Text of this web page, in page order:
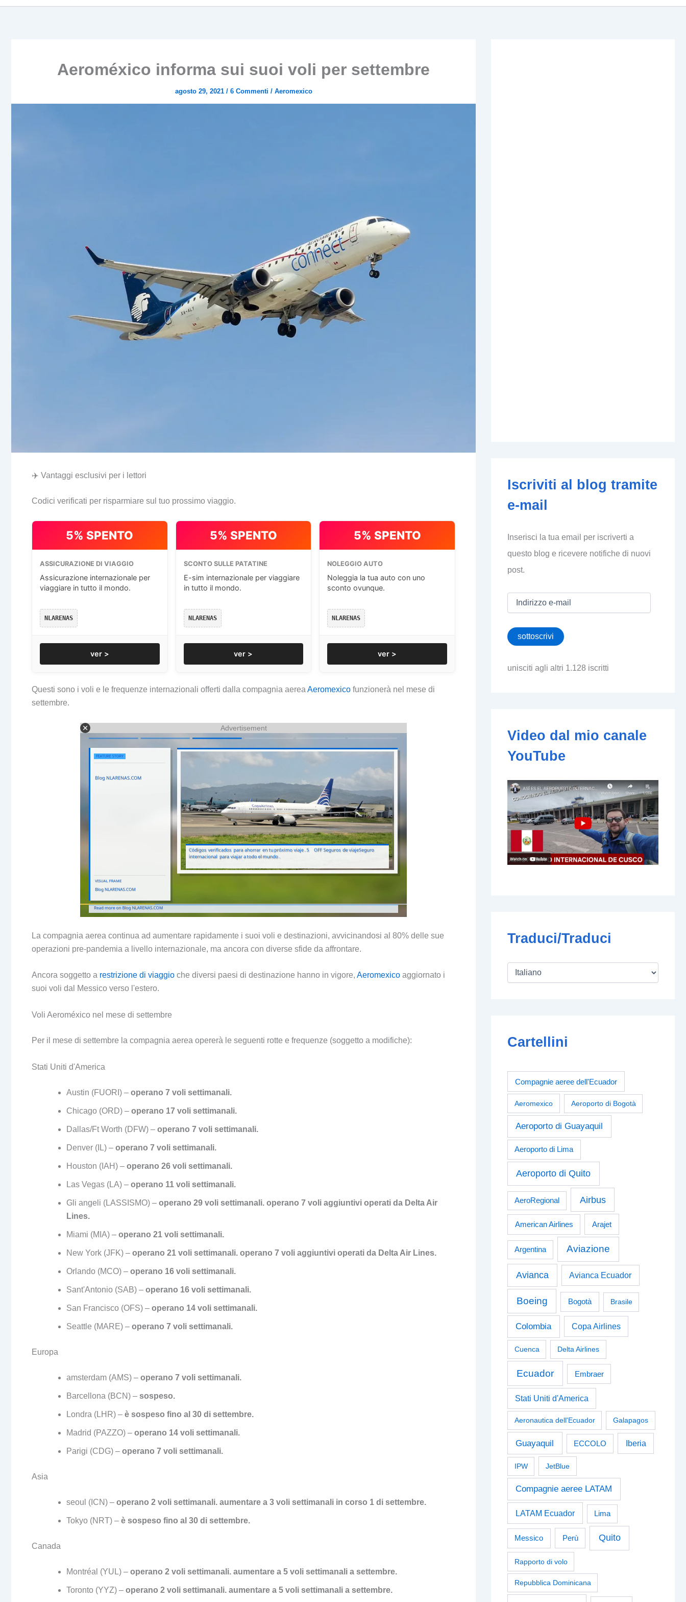
Aeroméxico informa sui suoi voli per settembre
agosto 29, 2021 / 6 Commenti / Aeromexico
✈️ Vantaggi esclusivi per i lettori
Codici verificati per risparmiare sul tuo prossimo viaggio.
5% SPENTO
ASSICURAZIONE DI VIAGGIO
Assicurazione internazionale per
viaggiare in tutto il mondo.
NLARENAS
ver >
5% SPENTO
SCONTO SULLE PATATINE
E-sim internazionale per viaggiare
in tutto il mondo.
NLARENAS
ver >
5% SPENTO
NOLEGGIO AUTO
Noleggia la tua auto con uno
sconto ovunque.
NLARENAS
ver >
Questi sono i voli e le frequenze internazionali offerti dalla compagnia aerea Aeromexico funzionerà nel mese di
settembre.
Advertisement
La compagnia aerea continua ad aumentare rapidamente i suoi voli e destinazioni, avvicinandosi al 80% delle sue
operazioni pre-pandemia a livello internazionale, ma ancora con diverse sfide da affrontare.
Ancora soggetto a restrizione di viaggio che diversi paesi di destinazione hanno in vigore, Aeromexico aggiornato i
suoi voli dal Messico verso l'estero.
Voli Aeroméxico nel mese di settembre
Per il mese di settembre la compagnia aerea opererà le seguenti rotte e frequenze (soggetto a modifiche):
Stati Uniti d'America
Austin (FUORI) – operano 7 voli settimanali.
Chicago (ORD) – operano 17 voli settimanali.
Dallas/Ft Worth (DFW) – operano 7 voli settimanali.
Denver (IL) – operano 7 voli settimanali.
Houston (IAH) – operano 26 voli settimanali.
Las Vegas (LA) – operano 11 voli settimanali.
Gli angeli (LASSISMO) – operano 29 voli settimanali. operano 7 voli aggiuntivi operati da Delta Air
Lines.
Miami (MIA) – operano 21 voli settimanali.
New York (JFK) – operano 21 voli settimanali. operano 7 voli aggiuntivi operati da Delta Air Lines.
Orlando (MCO) – operano 16 voli settimanali.
Sant'Antonio (SAB) – operano 16 voli settimanali.
San Francisco (OFS) – operano 14 voli settimanali.
Seattle (MARE) – operano 7 voli settimanali.
Europa
amsterdam (AMS) – operano 7 voli settimanali.
Barcellona (BCN) – sospeso.
Londra (LHR) – è sospeso fino al 30 di settembre.
Madrid (PAZZO) – operano 14 voli settimanali.
Parigi (CDG) – operano 7 voli settimanali.
Asia
seoul (ICN) – operano 2 voli settimanali. aumentare a 3 voli settimanali in corso 1 di settembre.
Tokyo (NRT) – è sospeso fino al 30 di settembre.
Canada
Montréal (YUL) – operano 2 voli settimanali. aumentare a 5 voli settimanali a settembre.
Toronto (YYZ) – operano 2 voli settimanali. aumentare a 5 voli settimanali a settembre.
Iscriviti al blog tramite
e-mail
Inserisci la tua email per iscriverti a
questo blog e ricevere notifiche di nuovi
post.
r
z
i
sottoscrivi
unisciti agli altri 1.128 iscritti
Video dal mio canale
YouTube
Traduci/Traduci
Cartellini
Compagnie aeree dell'Ecuador
Aeromexico Aeroporto di Bogotà
Aeroporto di Guayaquil
Aeroporto di Lima
Aeroporto di Quito
AeroRegional Airbus
American Airlines Arajet
Argentina Aviazione
Avianca Avianca Ecuador
Boeing Bogotà Brasile
Colombia Copa Airlines
Cuenca Delta Airlines
Ecuador Embraer
Stati Uniti d'America
Aeronautica dell'Ecuador Galapagos
Guayaquil ECCOLO Iberia
IPW JetBlue
Compagnie aeree LATAM
LATAM Ecuador Lima
Messico Perù Quito
Rapporto di volo
Repubblica Dominicana